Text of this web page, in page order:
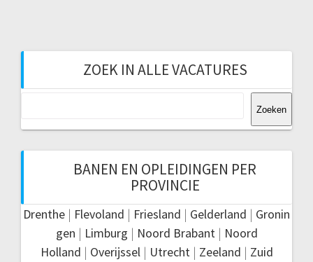
ZOEK IN ALLE VACATURES
Zoeken
BANEN EN OPLEIDINGEN PER
PROVINCIE
Drenthe | Flevoland | Friesland | Gelderland | Gronin
gen | Limburg | Noord Brabant| Noord
Holland | Overijssel| Utrecht| Zeeland | Zuid